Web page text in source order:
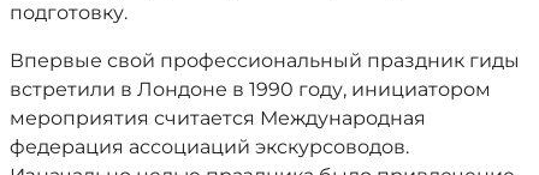
подготовку.
Впервые свой профессиональный праздник гиды
встретили в Лондоне в 1990 году, инициатором
мероприятия считается Международная
федерация ассоциаций экскурсоводов.